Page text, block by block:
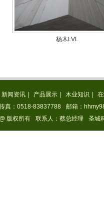
杨木LVL
新闻资讯 产品展示 木业知识
真：0518-83837788
邮箱：
版权所有
联系人：蔡总经理 圣城